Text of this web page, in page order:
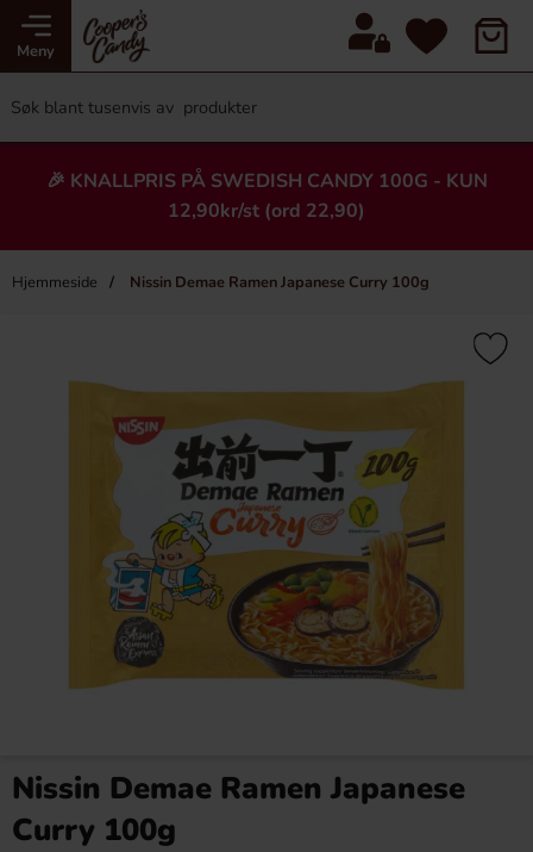
Meny
🎉 KNALLPRIS PÅ SWEDISH CANDY 100G - KUN
12,90kr/st (ord 22,90)
Hjemmeside Nissin Demae Ramen Japanese Curry 100g
×
48g
Nissin Demae Ramen Japanese
Curry 100g